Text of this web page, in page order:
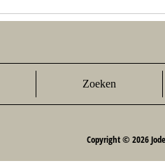
Zoeken
Copyright © 2026